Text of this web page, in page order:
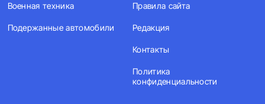
Военная техника
Подержанные автомобили
Правила сайта
Редакция
Контакты
Политика
конфиденциальности